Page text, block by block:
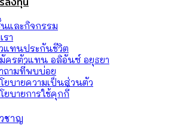
และกิจกรรม
รา
แทนประกันชีวิต
ครตัวแทน อลิอันซ์ อยุธยา
ถามที่พบบ่อย
ยบายความเป็นส่วนตัว
ยบายการใช้คุกกี้
ชาญ